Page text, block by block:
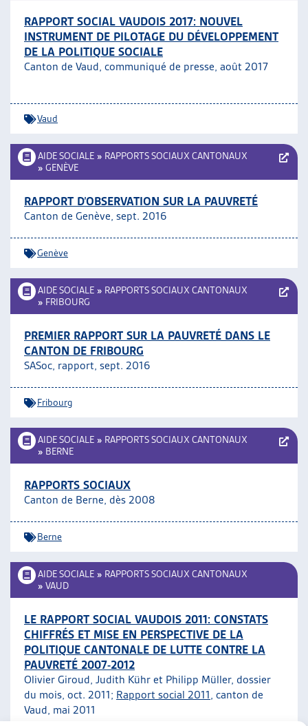
RAPPORT SOCIAL VAUDOIS 2017: NOUVEL
INSTRUMENT DE PILOTAGE DU DÉVELOPPEMENT
DE LA POLITIQUE SOCIALE
Canton de Vaud, communiqué de presse, août 2017
Vaud
AIDE SOCIALE » RAPPORTS SOCIAUX CANTONAUX
» GENÈVE
RAPPORT D’OBSERVATION SUR LA PAUVRETÉ
Canton de Genève, sept. 2016
Genève
AIDE SOCIALE » RAPPORTS SOCIAUX CANTONAUX
» FRIBOURG
PREMIER RAPPORT SUR LA PAUVRETÉ DANS LE
CANTON DE FRIBOURG
SASoc, rapport, sept. 2016
Fribourg
AIDE SOCIALE » RAPPORTS SOCIAUX CANTONAUX
» BERNE
RAPPORTS SOCIAUX
Canton de Berne, dès 2008
Berne
AIDE SOCIALE » RAPPORTS SOCIAUX CANTONAUX
» VAUD
LE RAPPORT SOCIAL VAUDOIS 2011: CONSTATS
CHIFFRÉS ET MISE EN PERSPECTIVE DE LA
POLITIQUE CANTONALE DE LUTTE CONTRE LA
PAUVRETÉ 2007-2012
Olivier Giroud, Judith Kühr et Philipp Müller, dossier
du mois, oct. 2011; Rapport social 2011, canton de
Vaud, mai 2011